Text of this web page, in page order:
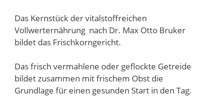
Das Kernstück der vitalstoffreichen
Vollwerternährung nach Dr. Max Otto Bruker
bildet das Frischkorngericht.
Das frisch vermahlene oder geflockte Getreide
bildet zusammen mit frischem Obst die
Grundlage für einen gesunden Start in den Tag.